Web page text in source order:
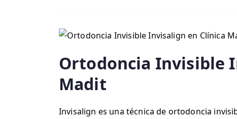
Ortodoncia Invisible
Madit
Invisalign es una técnica de ortodoncia